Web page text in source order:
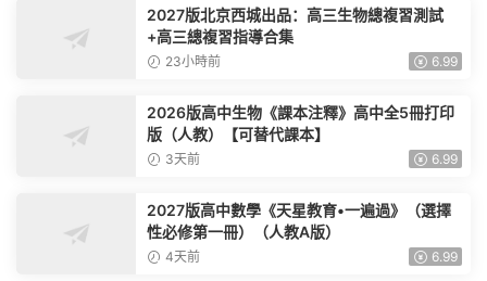
2027版北京西城出品：高三生物總複習測試
+高三總複習指導合集
23小時前 6.99
2026版高中生物《課本注釋》高中全5冊打印
版（人教）【可替代課本】
3天前 6.99
2027版高中數學《天星教育•一遍過》（選擇
性必修第一冊）（人教A版）
4天前 6.99